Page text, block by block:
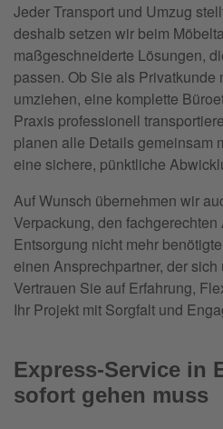
Jeder Transport und Umzug
deshalb setzen wir beim
maßgeschneiderte Lösungen,
passen. Ob Sie als Privatkunde
umziehen, eine komplette
Praxis professionell
planen alle Details gemeinsam
eine sichere, pünktliche
Auf Wunsch übernehmen wir
Verpackung, den
Entsorgung nicht mehr
einen Ansprechpartner, der sich
Vertrauen Sie auf Erfahrung,
Ihr Projekt mit Sorgfalt und
Express-Service in
sofort gehen muss